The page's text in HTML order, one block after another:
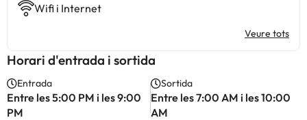
Wifi i Internet
Veure tots
Horari d'entrada i sortida
Entrada
Entre les 5:00 PM i les 9:00
PM
Sortida
Entre les 7:00 AM i les 10:00
AM